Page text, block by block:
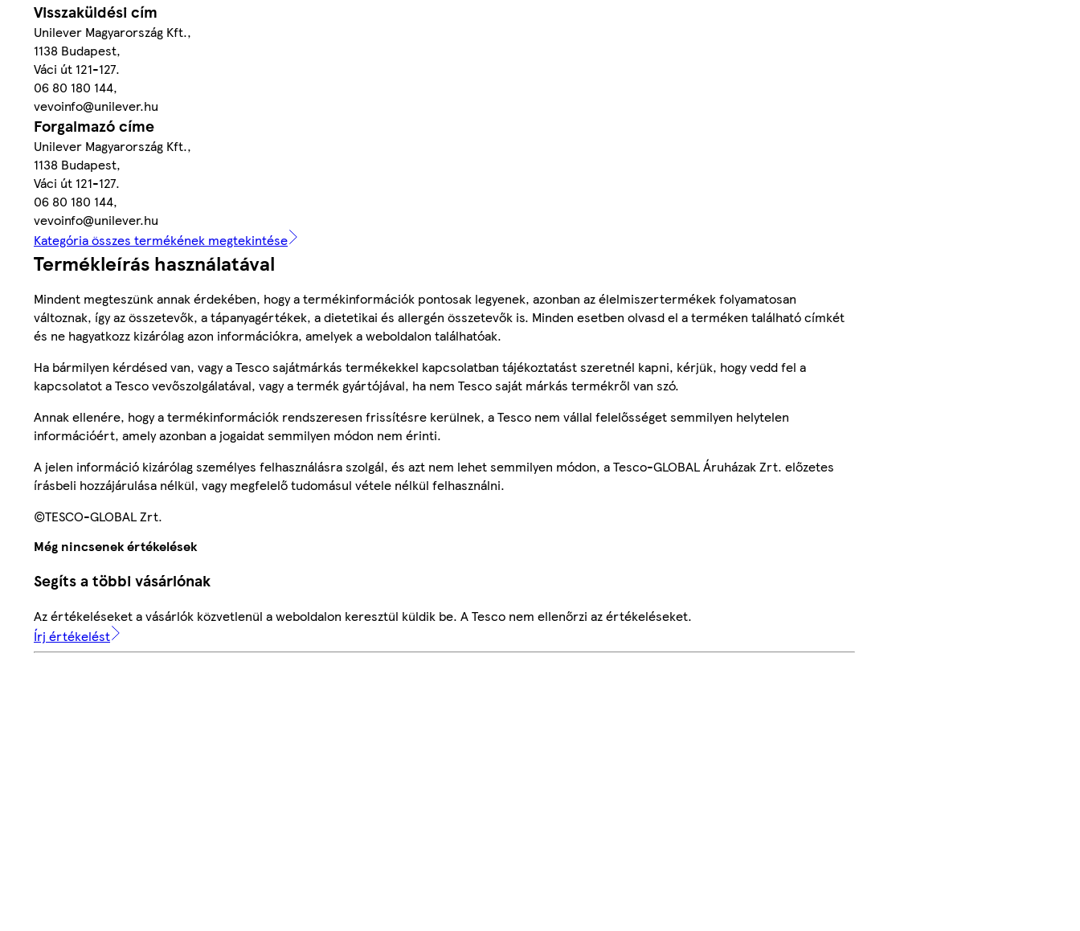
Visszaküldési cím
Unilever Magyarország Kft.,
1138 Budapest,
Váci út 121-127.
06 80 180 144,
vevoinfo@unilever.hu
Forgalmazó címe
Unilever Magyarország Kft.,
1138 Budapest,
Váci út 121-127.
06 80 180 144,
vevoinfo@unilever.hu
Kategória összes termékének megtekintése
Termékleírás használatával
Mindent megteszünk annak érdekében, hogy a termékinformációk pontosak legyenek, azonban az élelmiszertermékek folyamatosan
változnak, így az összetevők, a tápanyagértékek, a dietetikai és allergén összetevők is. Minden esetben olvasd el a terméken található címkét
és ne hagyatkozz kizárólag azon információkra, amelyek a weboldalon találhatóak.
Ha bármilyen kérdésed van, vagy a Tesco sajátmárkás termékekkel kapcsolatban tájékoztatást szeretnél kapni, kérjük, hogy vedd fel a
kapcsolatot a Tesco vevőszolgálatával, vagy a termék gyártójával, ha nem Tesco saját márkás termékről van szó.
Annak ellenére, hogy a termékinformációk rendszeresen frissítésre kerülnek, a Tesco nem vállal felelősséget semmilyen helytelen
információért, amely azonban a jogaidat semmilyen módon nem érinti.
A jelen információ kizárólag személyes felhasználásra szolgál, és azt nem lehet semmilyen módon, a Tesco-GLOBAL Áruházak Zrt. előzetes
írásbeli hozzájárulása nélkül, vagy megfelelő tudomásul vétele nélkül felhasználni.
©TESCO-GLOBAL Zrt.
Még nincsenek értékelések
Segíts a többi vásárlónak
Az értékeléseket a vásárlók közvetlenül a weboldalon keresztül küldik be. A Tesco nem ellenőrzi az értékeléseket.
Írj értékelést